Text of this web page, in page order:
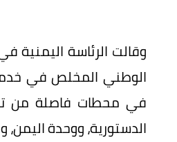
وقالت الرئاسة اليمنية
الوطني المخلص في
في محطات فاصلة من
الدستورية، ووحدة